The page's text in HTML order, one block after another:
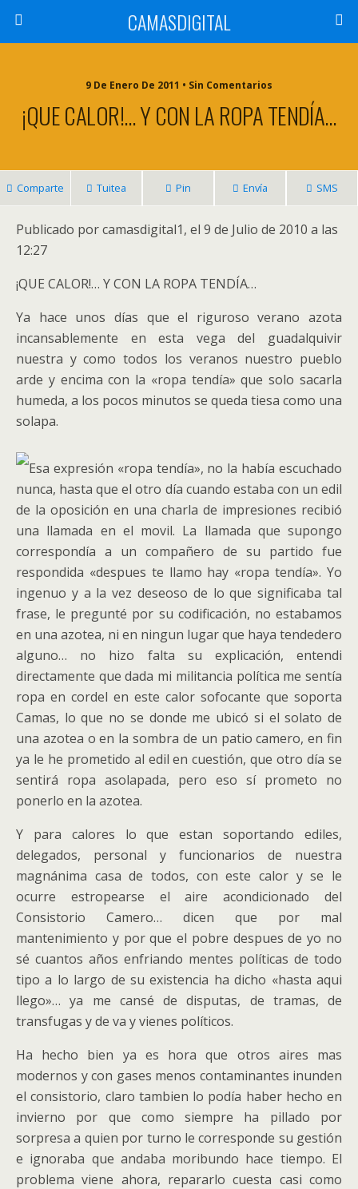
CAMASDIGITAL
9 De Enero De 2011 • Sin Comentarios
¡QUE CALOR!… Y CON LA ROPA TENDÍA…
Comparte Tuitea Pin Envía SMS
Publicado por camasdigital1, el 9 de Julio de 2010 a las
12:27
¡QUE CALOR!… Y CON LA ROPA TENDÍA…
Ya hace unos días que el riguroso verano azota
incansablemente en esta vega del guadalquivir
nuestra y como todos los veranos nuestro pueblo
arde y encima con la «ropa tendía» que solo sacarla
humeda, a los pocos minutos se queda tiesa como una
solapa.
Esa expresión «ropa tendía», no la había escuchado
nunca, hasta que el otro día cuando estaba con un edil
de la oposición en una charla de impresiones recibió
una llamada en el movil. La llamada que supongo
correspondía a un compañero de su partido fue
respondida «despues te llamo hay «ropa tendía». Yo
ingenuo y a la vez deseoso de lo que significaba tal
frase, le pregunté por su codificación, no estabamos
en una azotea, ni en ningun lugar que haya tendedero
alguno… no hizo falta su explicación, entendi
directamente que dada mi militancia política me sentía
ropa en cordel en este calor sofocante que soporta
Camas, lo que no se donde me ubicó si el solato de
una azotea o en la sombra de un patio camero, en fin
ya le he prometido al edil en cuestión, que otro día se
sentirá ropa asolapada, pero eso sí prometo no
ponerlo en la azotea.
Y para calores lo que estan soportando ediles,
delegados, personal y funcionarios de nuestra
magnánima casa de todos, con este calor y se le
ocurre estropearse el aire acondicionado del
Consistorio Camero… dicen que por mal
mantenimiento y por que el pobre despues de yo no
sé cuantos años enfriando mentes políticas de todo
tipo a lo largo de su existencia ha dicho «hasta aqui
llego»… ya me cansé de disputas, de tramas, de
transfugas y de va y vienes políticos.
Ha hecho bien ya es hora que otros aires mas
modernos y con gases menos contaminantes inunden
el consistorio, claro tambien lo podía haber hecho en
invierno por que como siempre ha pillado por
sorpresa a quien por turno le corresponde su gestión
e ignoraba que andaba moribundo hace tiempo. El
problema viene ahora, repararlo cuesta casi como